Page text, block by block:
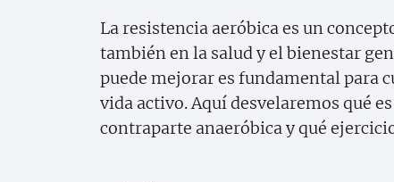
La resistencia aeróbica es un
también en la salud y el bienestar
puede mejorar es fundamental para
vida activo. Aquí desvelaremos qué
contraparte anaeróbica y qué